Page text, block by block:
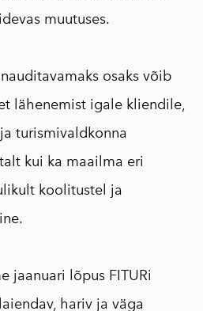
muutuses. ⠀
osaks võib
lähenemist igale kliendile,
turismivaldkonna
kui ka maailma eri
koolitustel ja
jaanuari lõpus FITURi
hariv ja väga